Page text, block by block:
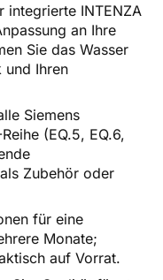
integrierte INTENZA
an Ihre
Sie das Wasser
und Ihren
Siemens
(EQ.5, EQ.6,
Zubehör oder
für eine
Monate;
auf Vorrat.